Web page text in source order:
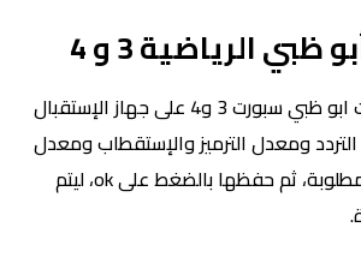
ظبي الرياضية 3 و 4
بالإمكان تثبيت قنوات ابو ظبي سبورت 3 و4 على جهاز الإستقبال
ومعدل الترميز والإستقطاب ومعدل
الخطأ في الحقول المطلوبة، ثم حفظها بالضغط على ok، ليتم